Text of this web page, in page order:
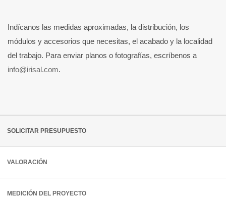
N
ú
m
e
r
é
f
n
Indícanos las medidas aproximadas, la distribución, los
módulos y accesorios que necesitas, el acabado y la localidad
del trabajo. Para enviar planos o fotografías, escríbenos a
info@irisal.com.
SOLICITAR PRESUPUESTO
VALORACIÓN
MEDICIÓN DEL PROYECTO